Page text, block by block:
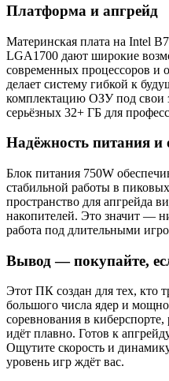
Платформа и апгрейд
Материнская плата на Intel
LGA1700 дают широкие
современных процессоров и
делает систему гибкой к
комплектацию ОЗУ под свои
серьёзных 32+ ГБ для
Надёжность питания и
Блок питания 750W
стабильной работы в
пространство для апгрейда
накопителей. Это значит —
работа под длительными
Вывод — покупайте,
Этот ПК создан для тех, кто
большого числа ядер и
соревнования в
идёт плавно. Готов к
Ощутите скорость и
уровень игр ждёт вас.